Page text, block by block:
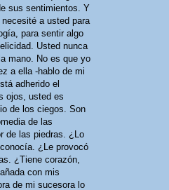
sus sentimientos. Y
a usted para
para sentir algo
Usted nunca
mano. No es que yo
a ella -hablo de mi
adherido el
ojos, usted es
de los ciegos. Son
de las
de las piedras. ¿Lo
¿Le provocó
¿Tiene corazón,
con mis
de mi sucesora lo